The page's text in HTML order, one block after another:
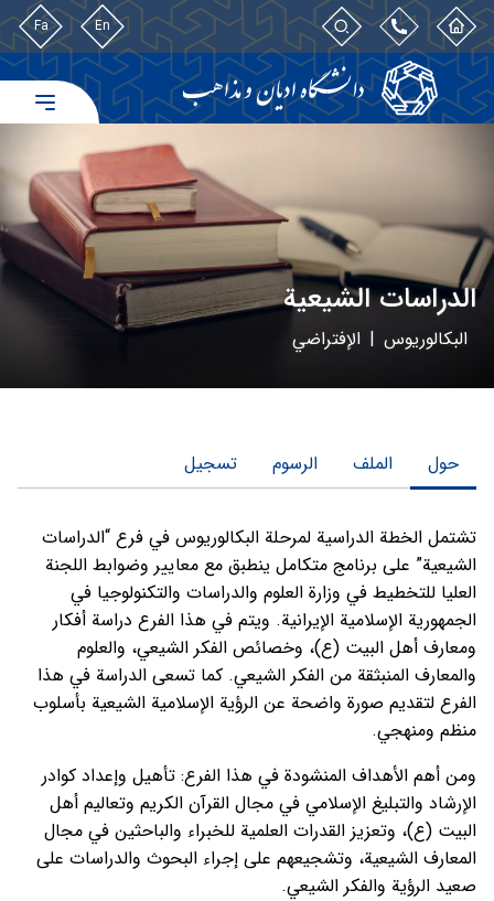
En
Fa
الدراسات الشيعية
البكالوريوس | الإفتراضي
حول الملف الرسوم تسجیل
تشتمل الخطة الدراسية لمرحلة البكالوريوس في فرع “الدراسات
الشيعية” على برنامج متكامل ينطبق مع معايير وضوابط اللجنة
العليا للتخطيط في وزارة العلوم والدراسات والتكنولوجيا في
الجمهورية الإسلامية الإيرانية. ويتم في هذا الفرع دراسة أفكار
ومعارف أهل البيت (ع)، وخصائص الفكر الشيعي، والعلوم
والمعارف المنبثقة من الفكر الشيعي. كما تسعى الدراسة في هذا
الفرع لتقديم صورة واضحة عن الرؤية الإسلامية الشيعية بأسلوب
منظم ومنهجي.
ومن أهم الأهداف المنشودة في هذا الفرع: تأهيل وإعداد كوادر
الإرشاد والتبليغ الإسلامي في مجال القرآن الكريم وتعاليم أهل
البيت (ع)، وتعزيز القدرات العلمية للخبراء والباحثين في مجال
المعارف الشيعية، وتشجيعهم على إجراء البحوث والدراسات على
صعيد الرؤية والفكر الشيعي.